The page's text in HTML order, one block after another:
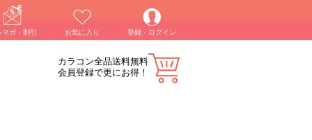
マガ・割引 お気に入り 登録・ログイン
カラコン全品送料無料
会員登録で更にお得！